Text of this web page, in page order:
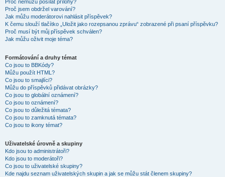
Proč nemůžu posílat přílohy?
Proč jsem obdržel varování?
Jak můžu moderátorovi nahlásit příspěvek?
K čemu slouží tlačítko „Uložit jako rozepsanou zprávu“ zobrazené při psaní příspěvku?
Proč musí být můj příspěvek schválen?
Jak můžu oživit moje téma?
Formátování a druhy témat
Co jsou to BBKódy?
Můžu použít HTML?
Co jsou to smajlíci?
Můžu do příspěvků přidávat obrázky?
Co jsou to globální oznámení?
Co jsou to oznámení?
Co jsou to důležitá témata?
Co jsou to zamknutá témata?
Co jsou to ikony témat?
Uživatelské úrovně a skupiny
Kdo jsou to administrátoři?
Kdo jsou to moderátoři?
Co jsou to uživatelské skupiny?
Kde najdu seznam uživatelských skupin a jak se můžu stát členem skupiny?